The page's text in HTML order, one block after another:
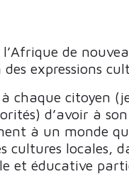
de
expressions
chaque citoyen
d’avoir à
à un monde
cultures locales,
et éducative